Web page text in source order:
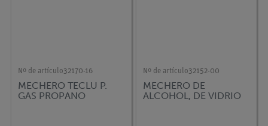
Nº de artículo32170-16
MECHERO TECLU P.
GAS PROPANO
Nº de artículo32152-00
MECHERO DE
ALCOHOL, DE VIDRIO